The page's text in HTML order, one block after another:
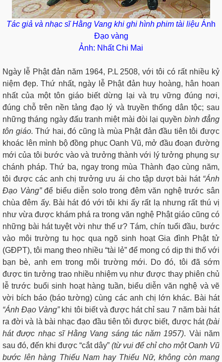
Tác giả và nhạc sĩ Hằng Vang khi ghi hình phim tài liệu Ánh
Đạo vàng
Ảnh: Nhất Chi Mai
Ngày lễ Phật đản năm 1964, P.L 2508, với tôi có rất nhiều kỷ
niệm đẹp. Thứ nhất, ngày lễ Phật đản huy hoàng, hân hoan
nhất của một tôn giáo biết dừng lại và trụ vững đúng nơi,
đúng chỗ trên nền tảng đạo lý và truyền thống dân tộc; sau
những tháng ngày đấu tranh miệt mài đòi lại quyền bình đẳng
tôn giáo.Thứ hai, đó cũng là mùa Phật đản đầu tiên tôi được
khoác lên mình bộ đồng phục Oanh Vũ, mở đầu đoạn đường
mới của tôi bước vào và trưởng thành với lý tưởng phụng sự
chánh pháp. Thứ ba, ngay trong mùa Thành đạo cùng năm,
tôi được các anh chị trưởng ưu ái cho tập dượt bài hát “Ánh
Đạo Vàng”để biểu diễn solo trong đêm văn nghệ trước sân
chùa đêm ấy. Bài hát đó với tôi khi ấy rất lạ nhưng rất thú vị
như vừa được khám phá ra trong văn nghệ Phật giáo cũng có
những bài hát tuyệt vời như thế ư? Tám, chín tuổi đầu, bước
vào môi trường tu học qua ngõ sinh hoạt Gia đình Phật tử
(GĐPT), tôi mang theo nhiều “tài lẻ” để mong có dịp thi thố với
bạn bè, anh em trong môi trường mới. Do đó, tôi đã sớm
được tin tưởng trao nhiều nhiệm vụ như được thay phiên chủ
lễ trước buổi sinh hoạt hàng tuần, biểu diễn văn nghệ và vẽ
vời bích báo (báo tường) cùng các anh chị lớn khác. Bài hát
“Ánh Đạo Vàng” khi tôi biết và được hát chỉ sau 7 năm bài hát
ra đời và là bài nhạc đạo đầu tiên tôi được biết, được hát(bài
hát được nhạc sĩ Hằng Vang sáng tác năm 1957). Vài năm
sau đó, đến khi được “cắt dây” (từ vui để chỉ cho một Oanh Vũ
bước lên hàng Thiếu Nam hay Thiếu Nữ, không còn mang